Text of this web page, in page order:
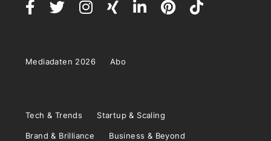
Mediadaten 2026 Abo
Tech & Trends Startup & Scaling
Brand & Brilliance Business & Beyond